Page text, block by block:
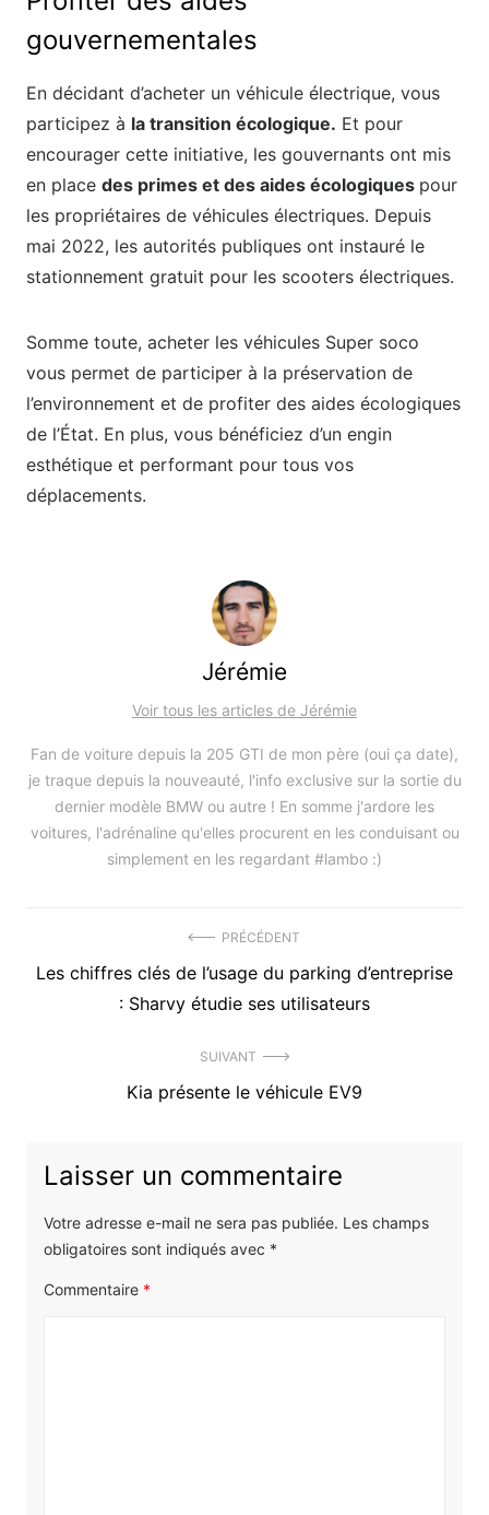
gouvernementales
En décidant d’acheter un véhicule électrique, vous
participez à la transition écologique. Et pour
encourager cette initiative, les gouvernants ont mis
en place des primes et des aides écologiques pour
les propriétaires de véhicules électriques. Depuis
mai 2022, les autorités publiques ont instauré le
stationnement gratuit pour les scooters électriques.
Somme toute, acheter les véhicules Super soco
vous permet de participer à la préservation de
l’environnement et de profiter des aides écologiques
de l’État. En plus, vous bénéficiez d’un engin
esthétique et performant pour tous vos
déplacements.
Jérémie
Voir tous les articles de Jérémie
Fan de voiture depuis la 205 GTI de mon père (oui ça date),
je traque depuis la nouveauté, l'info exclusive sur la sortie du
dernier modèle BMW ou autre ! En somme j'ardore les
voitures, l'adrénaline qu'elles procurent en les conduisant ou
simplement en les regardant #lambo :)
de
PRÉCÉDENT
Précédent
Les chiffres clés de l’usage du parking d’entreprise
: Sharvy étudie ses utilisateurs
SUIVANT
Article
Kia présente le véhicule EV9
Laisser un commentaire
Votre adresse e-mail ne sera pas publiée. Les champs
obligatoires sont indiqués avec *
Commentaire *